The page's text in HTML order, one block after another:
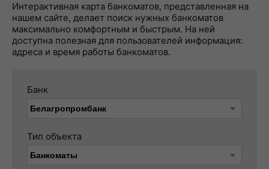
Интерактивная карта банкоматов, представленная на
нашем сайте, делает поиск нужных банкоматов
максимально комфортным и быстрым. На ней
доступна полезная для пользователей информация:
адреса и время работы банкоматов.
Банк
Тип объекта